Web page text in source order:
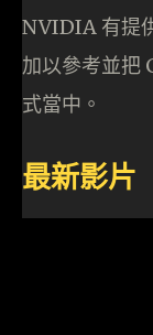
NVIDIA 有提
加以參考並把
式當中。
最新影片